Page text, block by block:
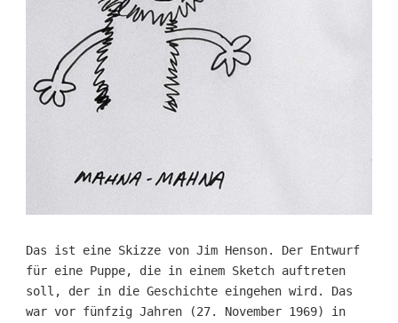
Das ist eine Skizze von Jim Henson. Der Entwurf
für eine Puppe, die in einem Sketch auftreten
soll, der in die Geschichte eingehen wird. Das
war vor fünfzig Jahren (27. November 1969) in